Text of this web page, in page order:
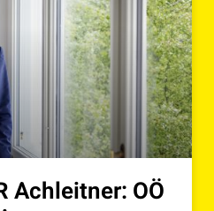
Achleitner: OÖ